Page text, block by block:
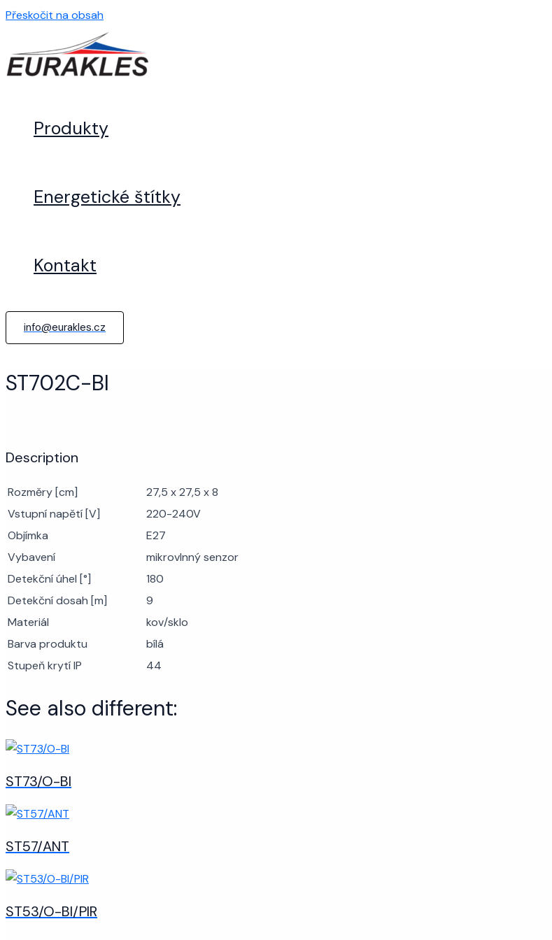
Přeskočit na obsah
Produkty
Energetické štítky
Kontakt
info@eurakles.cz
ST702C-BI
Description
Rozměry [cm]
27,5 x 27,5 x 8
Vstupní napětí [V]
220-240V
Objímka
E27
Vybavení
mikrovlnný senzor
Detekční úhel [°]
180
Detekční dosah [m]
9
Materiál
kov/sklo
Barva produktu
bílá
Stupeň krytí IP
44
See also different:
ST73/O-BI
ST57/ANT
ST53/O-BI/PIR